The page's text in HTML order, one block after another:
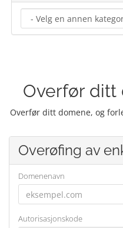
Overfør ditt
Overfør ditt domene, og
Overøfing av
Domenenavn
Autorisasjonskode